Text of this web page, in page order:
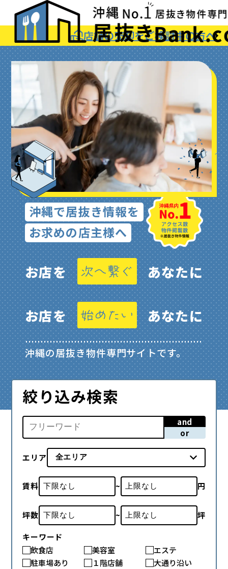
店舗の売却をご検討中の方へ
沖縄で居抜き情報を
お求めの店主様へ
お店を あなたに
お店を あなたに
沖縄の居抜き物件専門サイトです。
絞り込み検索
and
or
エリア
賃料 ~ 円
坪数 ~ 坪
キーワード
飲食店
美容室
エステ
駐車場あり
１階店舗
大通り沿い